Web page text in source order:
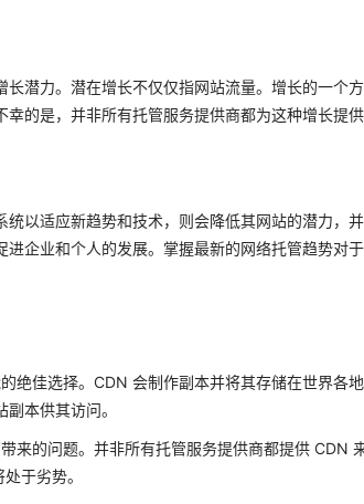
长潜力。潜在增长不仅仅指网站流量。增长的一个
的是，并非所有托管服务提供商都为这种增长提供
以适应新趋势和技术，则会降低其网站的潜力，
进企业和个人的发展。掌握最新的网络托管趋势对
绝佳选择。CDN 会制作副本并将其存储在世界各
本供其访问。
来的问题。并非所有托管服务提供商都提供 CDN
于劣势。